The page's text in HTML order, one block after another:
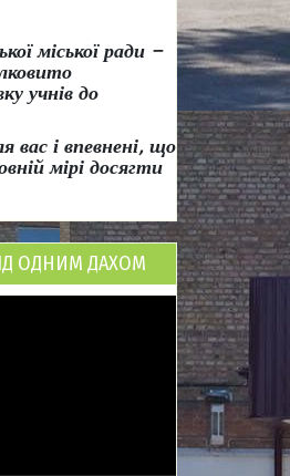
міської ради –
учнів до
вас і впевнені, що
мірі досягти
ОДНИМ ДАХОМ